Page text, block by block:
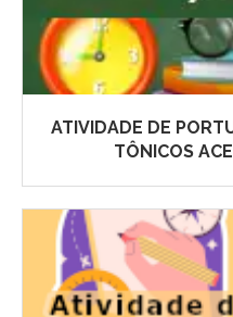
ATIVIDADE DE
TÔNICOS